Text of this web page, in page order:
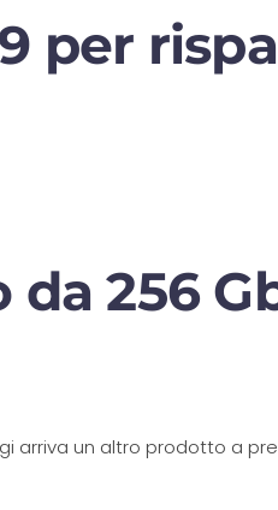
per
256
arriva un altro prodotto a